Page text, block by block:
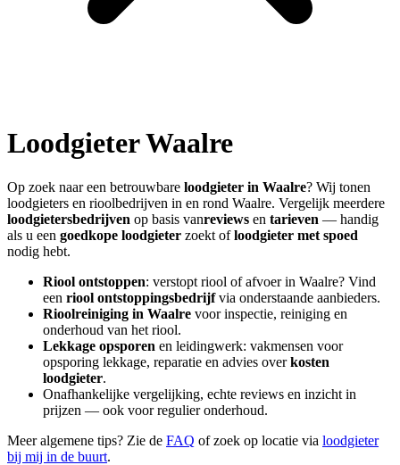
LoodgieterWaalre
Op zoek naar een betrouwbare loodgieter in Waalre? Wij tonen
loodgieters en rioolbedrijven in en rond Waalre. Vergelijk meerdere
loodgietersbedrijven op basis vanreviews en tarieven — handig
als u een goedkope loodgieter zoekt ofloodgieter met spoed
nodig hebt.
Riool ontstoppen: verstopt riool of afvoer in Waalre? Vind
een riool ontstoppingsbedrijfvia onderstaande aanbieders.
Rioolreiniging in Waalre voor inspectie, reiniging en
onderhoud van het riool.
Lekkage opsporen en leidingwerk: vakmensen voor
opsporing lekkage, reparatie en advies overkosten
loodgieter.
Onafhankelijke vergelijking, echte reviews en inzicht in
prijzen — ook voor regulier onderhoud.
Meer algemene tips? Zie de FAQ of zoek op locatie via loodgieter
bij mij in de buurt.